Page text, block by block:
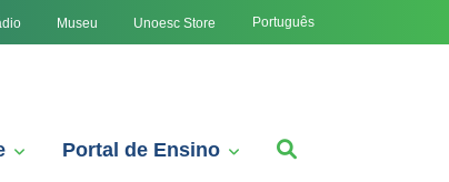
Museu Unoesc Store Português
Portal de Ensino